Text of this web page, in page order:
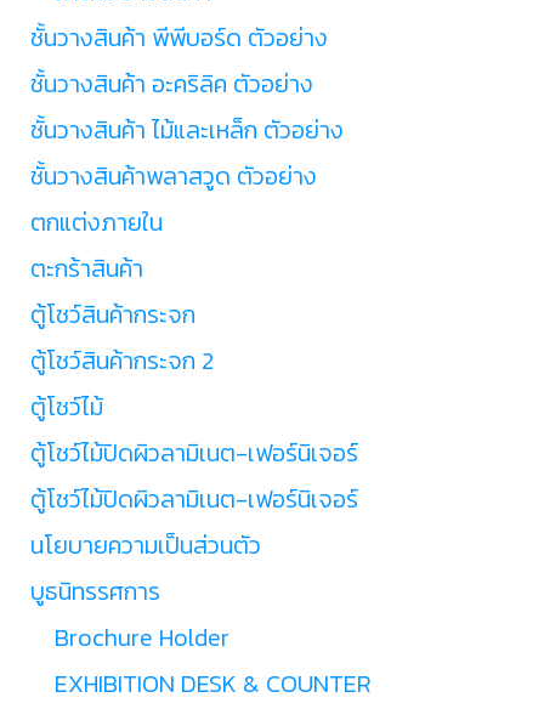
ชั้นวางสินค้า พีพีบอร์ด ตัวอย่าง
ชั้นวางสินค้า อะคริลิค ตัวอย่าง
ชั้นวางสินค้า ไม้และเหล็ก ตัวอย่าง
ชั้นวางสินค้าพลาสวูด ตัวอย่าง
ตกแต่งภายใน
ตะกร้าสินค้า
ตู้โชว์สินค้ากระจก
ตู้โชว์สินค้ากระจก 2
ตู้โชว์ไม้
ตู้โชว์ไม้ปิดผิวลามิเนต-เฟอร์นิเจอร์
ตู้โชว์ไม้ปิดผิวลามิเนต-เฟอร์นิเจอร์
นโยบายความเป็นส่วนตัว
บูธนิทรรศการ
Brochure Holder
EXHIBITION DESK & COUNTER